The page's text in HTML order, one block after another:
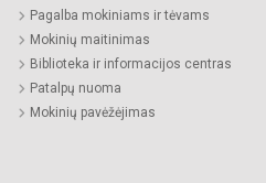
Pagalba mokiniams ir tėvams
Mokinių maitinimas
Biblioteka ir informacijos centras
Patalpų nuoma
Mokinių pavėžėjimas